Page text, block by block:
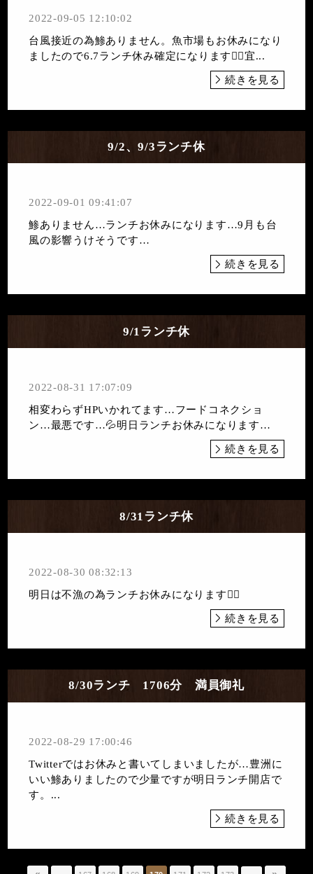
2022-09-05 12:10:02
台風接近の為鯵ありません。魚市場もお休みになり
ましたので6.7ランチ休み確定になります🙇‍♀️宜...
続きを見る
9/2、9/3ランチ休
2022-09-01 09:41:07
鯵ありません…ランチお休みになります…9月も台
風の影響うけそうです…
続きを見る
9/1ランチ休
2022-08-31 17:07:09
相変わらずHPいかれてます…フードコネクショ
ン…最悪です…💦明日ランチお休みになります…
続きを見る
8/31ランチ休
2022-08-30 08:32:13
明日は不漁の為ランチお休みになります🙇‍♀️
続きを見る
8/30ランチ 1706分 満員御礼
2022-08-29 17:00:46
Twitterではお休みと書いてしまいましたが…豊洲に
いい鯵ありましたので少量ですが明日ランチ開店で
す。...
続きを見る